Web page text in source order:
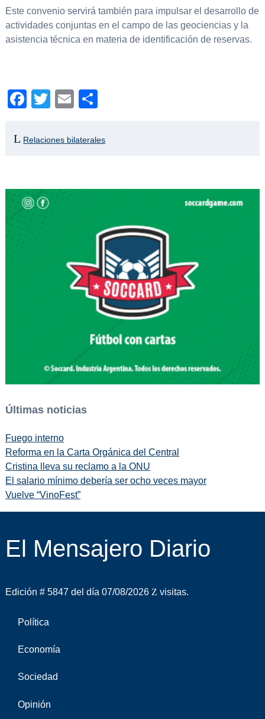
Este convenio servirá también para impulsar el desarrollo de
actividades conjuntas en el campo de las geociencias y la
asistencia técnica en materia de identificación de reservas.
Facebook
TwitterEmail
Relaciones bilaterales
Últimas noticias
Fuego interno
Reforma en la Carta Orgánica del Central
Cristina lleva su reclamo a la ONU
El salario mínimo debería ser ocho veces mayor
Vuelve “VinoFest”
El Mensajero Diario
Edición # 5847 del día 07/08/2026 visitas.
Política
Economía
Sociedad
Opinión